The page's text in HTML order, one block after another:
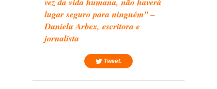
lugar seguro para ninguém” –
Daniela Arbex, escritora e
jornalista
Tweet.